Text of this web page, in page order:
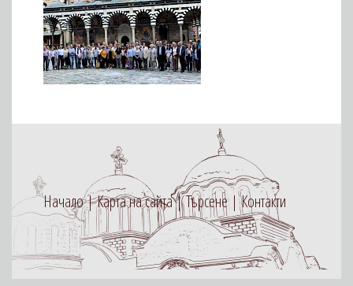
Начало Карта на сайта Търсене Контакти